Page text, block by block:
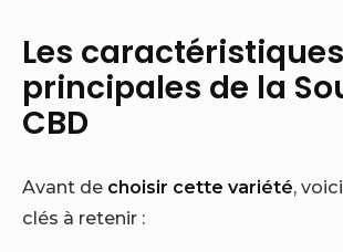
Les caractéristiques
principales de la
CBD
Avant de choisir cette variété,
clés à retenir :